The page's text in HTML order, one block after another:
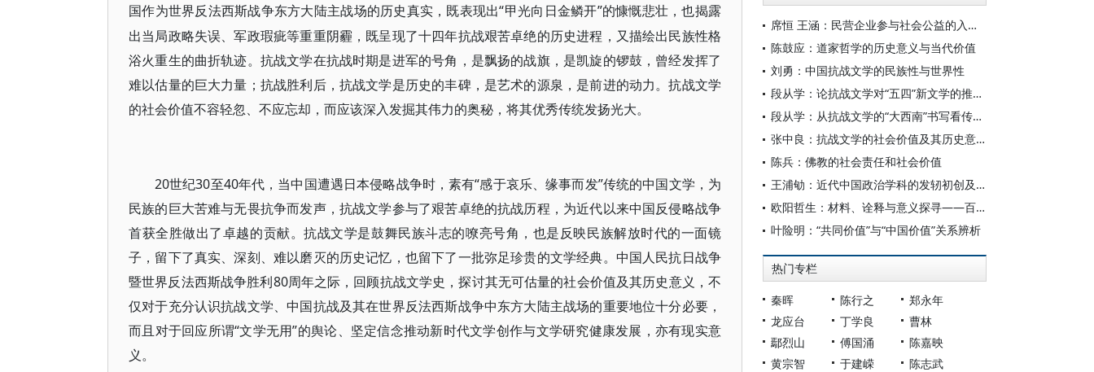
国作为世界反法西斯战争东方大陆主战场的历史真实，既表现出“甲光向日金鳞开”的慷慨悲壮，也揭露
出当局政略失误、军政瑕疵等重重阴霾，既呈现了十四年抗战艰苦卓绝的历史进程，又描绘出民族性格
浴火重生的曲折轨迹。抗战文学在抗战时期是进军的号角，是飘扬的战旗，是凯旋的锣鼓，曾经发挥了
难以估量的巨大力量；抗战胜利后，抗战文学是历史的丰碑，是艺术的源泉，是前进的动力。抗战文学
的社会价值不容轻忽、不应忘却，而应该深入发掘其伟力的奥秘，将其优秀传统发扬光大。
20世纪30至40年代，当中国遭遇日本侵略战争时，素有“感于哀乐、缘事而发”传统的中国文学，为
民族的巨大苦难与无畏抗争而发声，抗战文学参与了艰苦卓绝的抗战历程，为近代以来中国反侵略战争
首获全胜做出了卓越的贡献。抗战文学是鼓舞民族斗志的嘹亮号角，也是反映民族解放时代的一面镜
子，留下了真实、深刻、难以磨灭的历史记忆，也留下了一批弥足珍贵的文学经典。中国人民抗日战争
暨世界反法西斯战争胜利80周年之际，回顾抗战文学史，探讨其无可估量的社会价值及其历史意义，不
仅对于充分认识抗战文学、中国抗战及其在世界反法西斯战争中东方大陆主战场的重要地位十分必要，
而且对于回应所谓“文学无用”的舆论、坚定信念推动新时代文学创作与文学研究健康发展，亦有现实意
义。
席恒 王涵：民营企业参与社会公益的入场、转型与升华
陈鼓应：道家哲学的历史意义与当代价值
刘勇：中国抗战文学的民族性与世界性
段从学：论抗战文学对“五四”新文学的推进和发展
段从学：从抗战文学的“大西南”书写看传统文化与现代“国家共同感”的形成
张中良：抗战文学的社会价值及其历史意义
陈兵：佛教的社会责任和社会价值
王浦劬：近代中国政治学科的发轫初创及其启示
欧阳哲生：材料、诠释与意义探寻——百年五四运动史研究之检视
叶险明：“共同价值”与“中国价值”关系辨析
热门专栏
秦晖 陈行之
郑永年
龙应台
丁学良
曹林
鄢烈山
傅国涌
陈嘉映
黄宗智
于建嵘
陈志武